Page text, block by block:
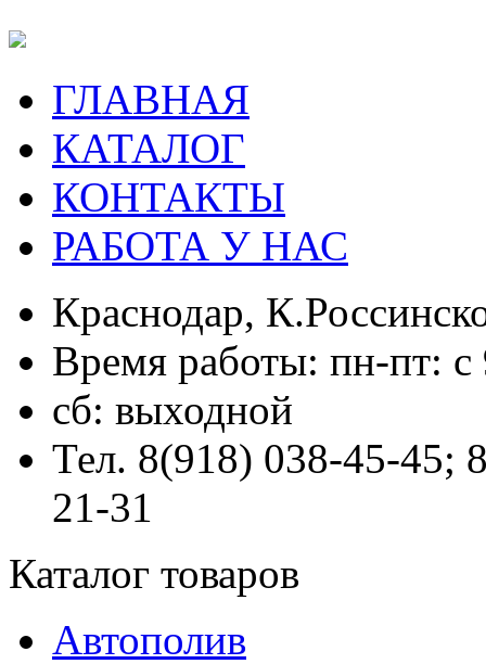
ГЛАВНАЯ
КАТАЛОГ
КОНТАКТЫ
РАБОТА У НАС
Краснодар,
Время работы: пн-пт:
сб: выходной
Тел. 8(918) 038-45-45;
21-31
Каталог товаров
Автополив